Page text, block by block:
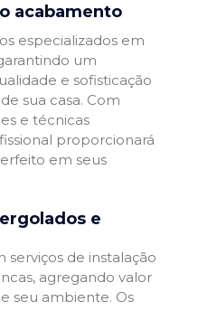
acabamento
especializados em
um
e sofisticação
sua casa. Com
e técnicas
proporcionará
em seus
e
de instalação
agregando valor
seu ambiente. Os